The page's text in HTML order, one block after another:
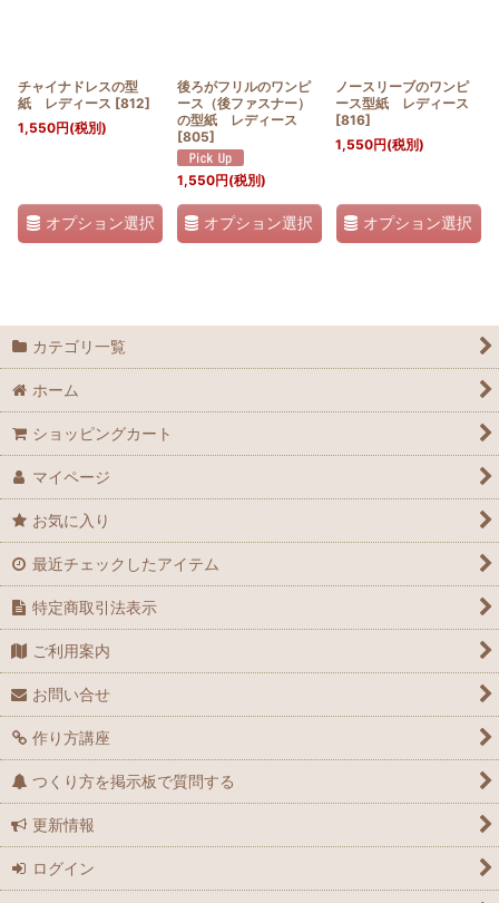
チャイナドレスの型
紙 レディース [812]
1,550円(税別)
オプション選択
後ろがフリルのワンピ
ース（後ファスナー）
の型紙 レディース
[805]
1,550円(税別)
オプション選択
ノースリーブのワンピ
ース型紙 レディース
[816]
1,550円(税別)
オプション選択
カテゴリ一覧
ホーム
ショッピングカート
マイページ
お気に入り
最近チェックしたアイテム
特定商取引法表示
ご利用案内
お問い合せ
作り方講座
つくり方を掲示板で質問する
更新情報
ログイン